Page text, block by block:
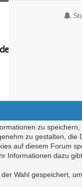
zu
zu gestalten,
auf diesem Forum
Informationen dazu
Wahl gespeichert,